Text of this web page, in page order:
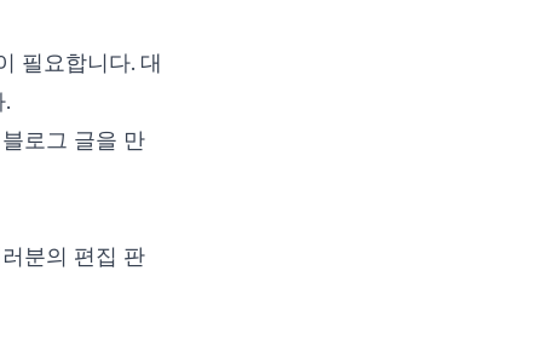
필요합니다. 대
로그 글을 만
분의 편집 판